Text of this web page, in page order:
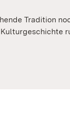
Tradition